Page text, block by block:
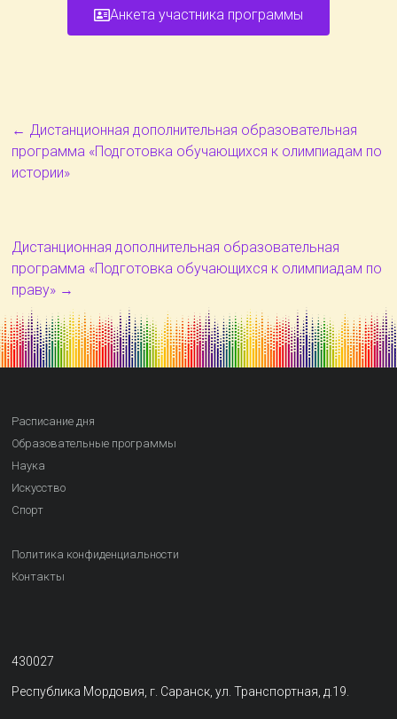
Анкета участника программы
← Дистанционная дополнительная образовательная
программа «Подготовка обучающихся к олимпиадам по
истории»
Дистанционная дополнительная образовательная
программа «Подготовка обучающихся к олимпиадам по
праву» →
Расписание дня
Образовательные программы
Наука
Искусство
Спорт
Политика конфиденциальности
Контакты
430027
Республика Мордовия, г. Саранск, ул. Транспортная, д.19.